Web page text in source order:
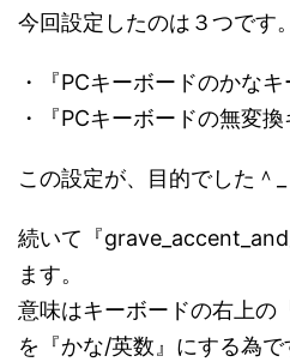
今回設定したのは３つです。
・『PCキーボードのかなキ
・『PCキーボードの無変
この設定が、目的でした＾_
続いて『
ます。
意味はキーボードの右上の
を『かな/英数』にする為で